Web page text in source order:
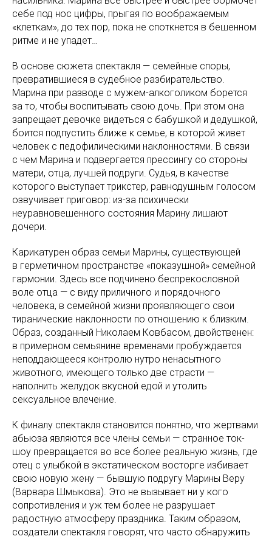
себе под нос цифры, прыгая по воображаемым
«клеткам», до тех пор, пока не споткнется в бешенном
ритме и не упадет…
В основе сюжета спектакля — семейные споры,
превратившиеся в судебное разбирательство.
Марина при разводе с мужем-алкоголиком борется
за то, чтобы воспитывать свою дочь. При этом она
запрещает девочке видеться с бабушкой и дедушкой,
боится подпустить ближе к семье, в которой живет
человек с педофилическими наклонностями. В связи
с чем Марина и подвергается прессингу со стороны
матери, отца, лучшей подруги. Судья, в качестве
которого выступает трикстер, равнодушным голосом
озвучивает приговор: из-за психически
неуравновешенного состояния Марину лишают
дочери.
Карикатурен образ семьи Марины, существующей
в герметичном пространстве «показушной» семейной
гармонии. Здесь все подчинено беспрекословной
воле отца — с виду приличного и порядочного
человека, в семейной жизни проявляющего свои
тиранические наклонности по отношению к близким.
Образ, созданный Николаем Ковбасом, двойственен:
в примерном семьянине временами пробуждается
неподдающееся контролю нутро ненасытного
животного, имеющего только две страсти —
наполнить желудок вкусной едой и утолить
сексуальное влечение.
К финалу спектакля становится понятно, что жертвами
абьюза являются все члены семьи — странное ток-
шоу превращается во все более реальную жизнь, где
отец с улыбкой в экстатическом восторге избивает
свою новую жену — бывшую подругу Марины Веру
(Варвара Шмыкова). Это не вызывает ни у кого
сопротивления и уж тем более не разрушает
радостную атмосферу праздника. Таким образом,
создатели спектакля говорят, что часто обнаружить